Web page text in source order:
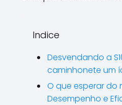
Indice
Desvendando a
caminhonete um
O que esperar do
Desempenho e